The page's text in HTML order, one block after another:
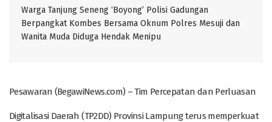
Warga Tanjung Seneng ‘Boyong’ Polisi Gadungan
Berpangkat Kombes Bersama Oknum Polres Mesuji dan
Wanita Muda Diduga Hendak Menipu
Pesawaran (BegawiNews.com) – Tim Percepatan dan Perluasan
Digitalisasi Daerah (TP2DD) Provinsi Lampung terus memperkuat